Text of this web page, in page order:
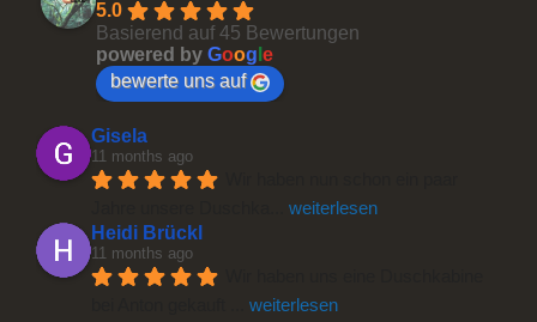
5.0
Basierend auf 45 Bewertungen
powered by Goog e
bewerte uns auf
Gisela
11 months ago
weiterlesen
Heidi Brückl
11 months ago
weiterlesen